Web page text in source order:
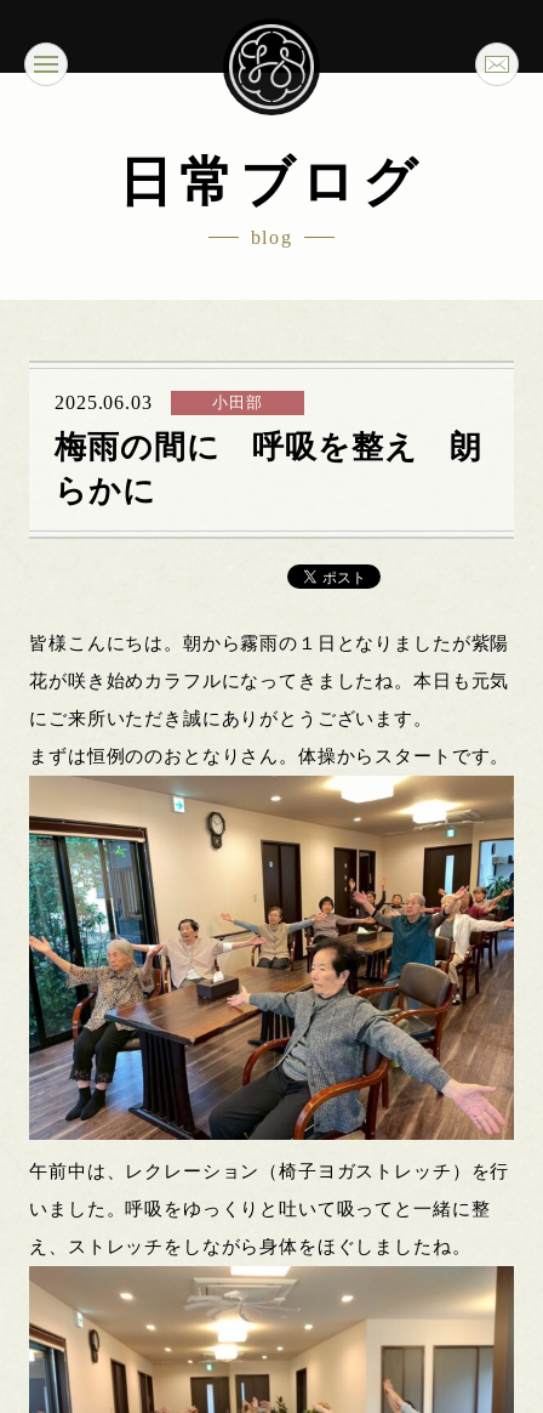
日常ブログ
blog
2025.06.03 小田部
梅雨の間に 呼吸を整え 朗
らかに
皆様こんにちは。朝から霧雨の１日となりましたが紫陽
花が咲き始めカラフルになってきましたね。本日も元気
にご来所いただき誠にありがとうございます。
まずは恒例ののおとなりさん。体操からスタートです。
午前中は、レクレーション（椅子ヨガストレッチ）を行
いました。呼吸をゆっくりと吐いて吸ってと一緒に整
え、ストレッチをしながら身体をほぐしましたね。